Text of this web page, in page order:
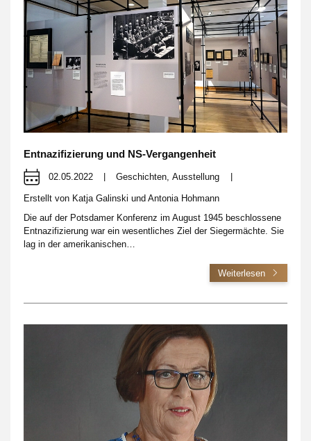
Entnazifizierung und NS-Vergangenheit
02.05.2022 Geschichten,Ausstellung
Erstellt von Katja Galinski und Antonia Hohmann
Die auf der Potsdamer Konferenz im August 1945 beschlossene
Entnazifizierung war ein wesentliches Ziel der Siegermächte. Sie
lag in der amerikanischen…
Weiterlesen